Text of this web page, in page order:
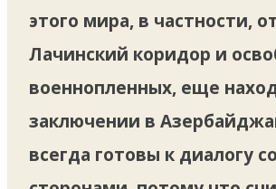
этого мира, в частности,
Лачинский коридор и
военнопленных, еще
заключении в
всегда готовы к диалогу